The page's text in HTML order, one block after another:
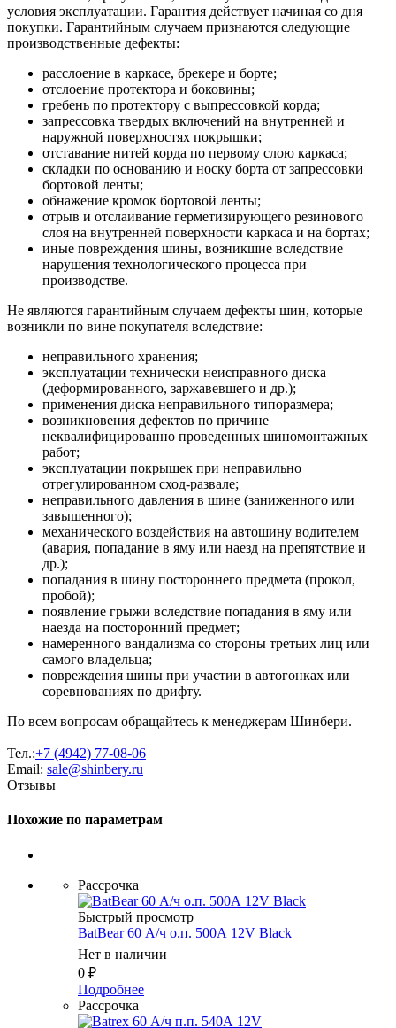
условия эксплуатации. Гарантия действует начиная со дня
покупки. Гарантийным случаем признаются следующие
производственные дефекты:
расслоение в каркасе, брекере и борте;
отслоение протектора и боковины;
гребень по протектору с выпрессовкой корда;
запрессовка твердых включений на внутренней и
наружной поверхностях покрышки;
отставание нитей корда по первому слою каркаса;
складки по основанию и носку борта от запрессовки
бортовой ленты;
обнажение кромок бортовой ленты;
отрыв и отслаивание герметизирующего резинового
слоя на внутренней поверхности каркаса и на бортах;
иные повреждения шины, возникшие вследствие
нарушения технологического процесса при
производстве.
Не являются гарантийным случаем дефекты шин, которые
возникли по вине покупателя вследствие:
неправильного хранения;
эксплуатации технически неисправного диска
(деформированного, заржавевшего и др.);
применения диска неправильного типоразмера;
возникновения дефектов по причине
неквалифицированно проведенных шиномонтажных
работ;
эксплуатации покрышек при неправильно
отрегулированном сход-развале;
неправильного давления в шине (заниженного или
завышенного);
механического воздействия на автошину водителем
(авария, попадание в яму или наезд на препятствие и
др.);
попадания в шину постороннего предмета (прокол,
пробой);
появление грыжи вследствие попадания в яму или
наезда на посторонний предмет;
намеренного вандализма со стороны третьих лиц или
самого владельца;
повреждения шины при участии в автогонках или
соревнованиях по дрифту.
По всем вопросам обращайтесь к менеджерам Шинбери.
Тел.:+7 (4942) 77-08-06
Email: sale@shinbery.ru
Отзывы
Похожие по параметрам
Рассрочка
Быстрый просмотр
BatBear 60 А/ч о.п. 500А 12V Black
Нет в наличии
0 ₽
Подробнее
Рассрочка